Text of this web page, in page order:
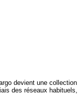
devient une collection
des réseaux habituels,